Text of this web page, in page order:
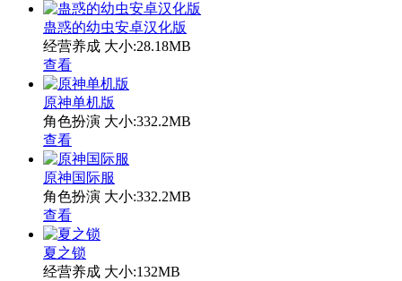
蛊惑的幼虫安卓汉化版
经营养成 大小:28.18MB
查看
原神单机版
角色扮演 大小:332.2MB
查看
原神国际服
角色扮演 大小:332.2MB
查看
夏之锁
经营养成 大小:132MB